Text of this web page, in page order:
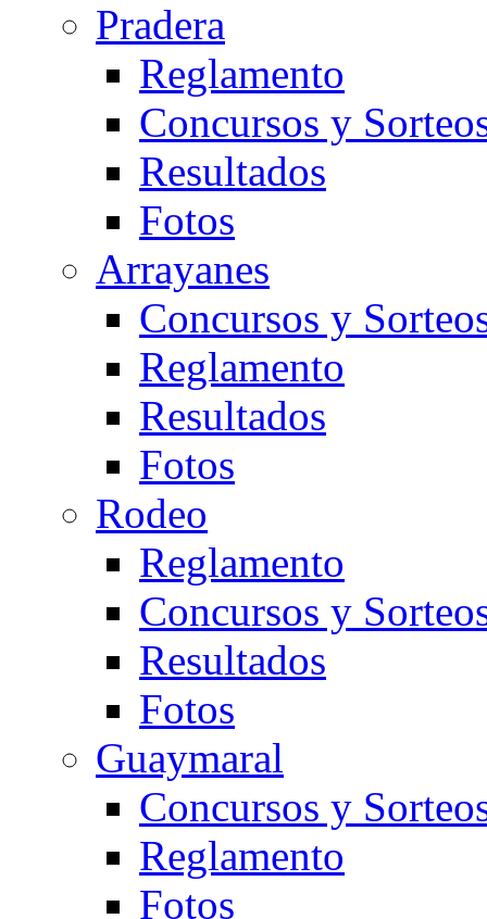
Pradera
Reglamento
Concursos y
Resultados
Fotos
Arrayanes
Concursos y
Reglamento
Resultados
Fotos
Rodeo
Reglamento
Concursos y
Resultados
Fotos
Guaymaral
Concursos y
Reglamento
Fotos